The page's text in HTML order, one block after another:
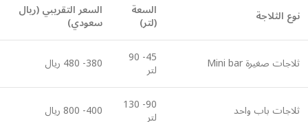
نوع الثلاجة السعة
(لتر)
السعر التقريبي (ريال
سعودي)
ثلاجات صغيرة Mini bar 45- 90
لتر 380- 480 ريال
ثلاجات باب واحد 90- 130
لتر 400- 800 ريال